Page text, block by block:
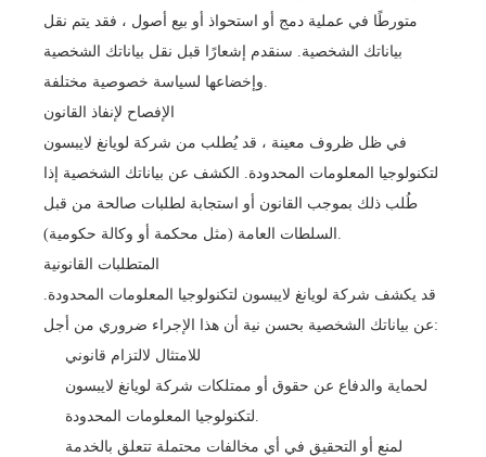
متورطًا في عملية دمج أو استحواذ أو بيع أصول ، فقد يتم نقل
بياناتك الشخصية. سنقدم إشعارًا قبل نقل بياناتك الشخصية
وإخضاعها لسياسة خصوصية مختلفة.
الإفصاح لإنفاذ القانون
في ظل ظروف معينة ، قد يُطلب من شركة لويانغ لايبسون
لتكنولوجيا المعلومات المحدودة. الكشف عن بياناتك الشخصية إذا
طُلب ذلك بموجب القانون أو استجابة لطلبات صالحة من قبل
السلطات العامة (مثل محكمة أو وكالة حكومية).
المتطلبات القانونية
قد يكشف شركة لويانغ لايبسون لتكنولوجيا المعلومات المحدودة.
عن بياناتك الشخصية بحسن نية أن هذا الإجراء ضروري من أجل:
للامتثال لالتزام قانوني
لحماية والدفاع عن حقوق أو ممتلكات شركة لويانغ لايبسون
لتكنولوجيا المعلومات المحدودة.
لمنع أو التحقيق في أي مخالفات محتملة تتعلق بالخدمة